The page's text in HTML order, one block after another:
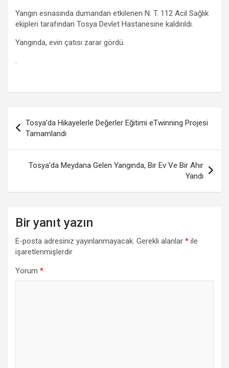
Yangın esnasında dumandan etkilenen N. T. 112 Acil Sağlık
ekipleri tarafından Tosya Devlet Hastanesine kaldırıldı.
Yangında, evin çatısı zarar gördü.
.
gezinmesi
Tosya’da Hikayelerle Değerler Eğitimi eTwinning Projesi
Tamamlandı
Tosya’da Meydana Gelen Yangında, Bir Ev Ve Bir Ahır
Yandı
Bir yanıt yazın
E-posta adresiniz yayınlanmayacak. Gerekli alanlar * ile
işaretlenmişlerdir
Yorum *